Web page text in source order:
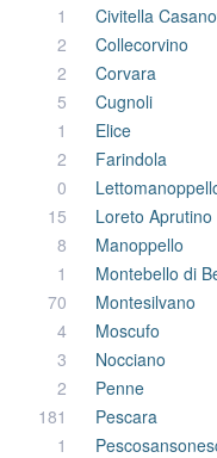
1
Civitella
2
Collecorvino
2
Corvara
5
Cugnoli
1
Elice
2
Farindola
0
15
Loreto Aprutino
8
Manoppello
1
Montebello di
70
Montesilvano
4
Moscufo
3
Nocciano
2
Penne
181
Pescara
1